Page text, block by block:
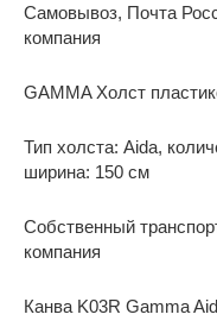
Самовывоз, Почта
компания
GAMMA Холст
Тип холста: Aida,
ширина: 150 см
Собственный
компания
Канва K03R Gamma